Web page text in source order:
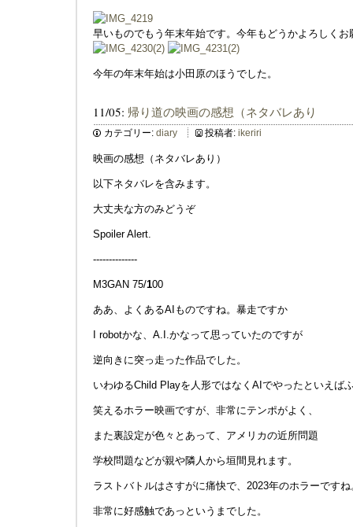
早いものでもう年末年始です。今年もどうかよろしくお
今年の年末年始は小田原のほうでした。
11/05: 帰り道の映画の感想（ネタバレあり
カテゴリー: diary 投稿者: ikeriri
映画の感想（ネタバレあり）
以下ネタバレを含みます。
大丈夫な方のみどうぞ
Spoiler Alert.
--------------
M3GAN 75/100
ああ、よくあるAIものですね。暴走ですか
I robotかな、A.I.かなって思っていたのですが
逆向きに突っ走った作品でした。
いわゆるChild Playを人形ではなくAIでやったといえば
笑えるホラー映画ですが、非常にテンポがよく、
また裏設定が色々とあって、アメリカの近所問題
学校問題などが親や隣人から垣間見れます。
ラストバトルはさすがに痛快で、2023年のホラーですね
非常に好感触であっというまでした。